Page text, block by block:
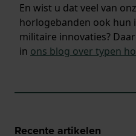
En wist u dat veel van
horlogebanden ook hun
militaire innovaties?
in ons blog over typen
Recente artikelen